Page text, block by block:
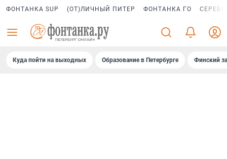
ФОНТАНКА SUP (ОТ)ЛИЧНЫЙ ПИТЕР ФОНТАНКА ГО
Куда пойти на выходных Образование в Петербурге Финский